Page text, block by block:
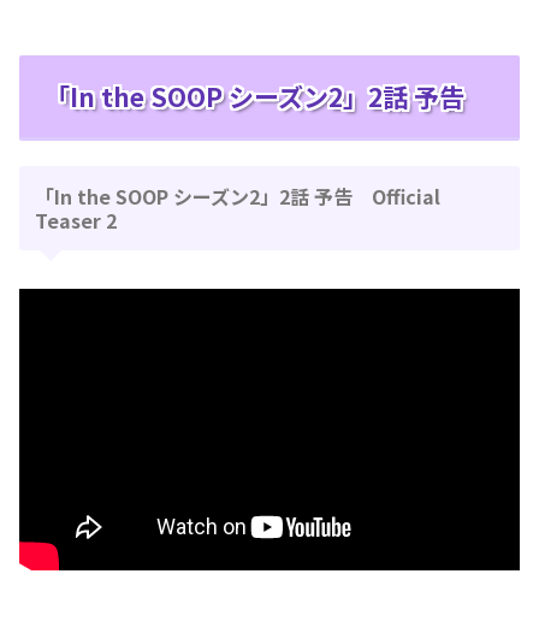
「In the SOOP シーズン2」2話 予告
「In the SOOP シーズン2」2話 予告 Official
Teaser 2